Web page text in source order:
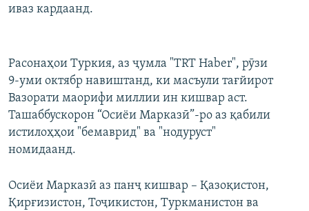
иваз кардаанд.
Расонаҳои Туркия, аз ҷумла "TRT Haber", рӯзи
9-уми октябр навиштанд, ки масъули тағйирот
Вазорати маорифи миллии ин кишвар аст.
Ташаббускорон “Осиёи Марказӣ”-ро аз қабили
истилоҳҳои "бемаврид" ва "нодуруст"
номидаанд.
Осиёи Марказӣ аз панҷ кишвар – Қазоқистон,
Қирғизистон, Тоҷикистон, Туркманистон ва